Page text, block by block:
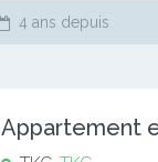
4 ans depuis